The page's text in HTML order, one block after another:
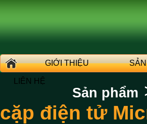
GIỚI THIỆU
LIÊN HỆ
Sản phẩm
cặp điện tử